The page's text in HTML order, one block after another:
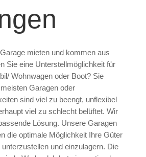
mieten und kommen aus
Sie eine Unterstellmöglichkeit für
Wohnwagen oder Boot? Sie
Garagen oder
sind viel zu beengt, unflexibel
viel zu schlecht belüftet. Wir
Lösung. Unsere Garagen
die optimale Möglichkeit Ihre Güter
und einzulagern. Die